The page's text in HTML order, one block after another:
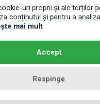
uri proprii și ale terților
conținutul și pentru a
mai mult
Accept
Respinge